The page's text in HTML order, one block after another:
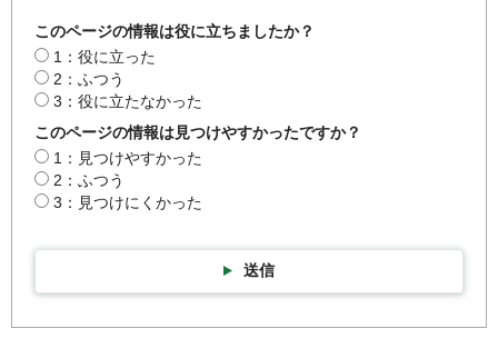
このページの情報は役に立ちましたか？
1：役に立った
2：ふつう
3：役に立たなかった
このページの情報は見つけやすかったですか？
1：見つけやすかった
2：ふつう
3：見つけにくかった
送信